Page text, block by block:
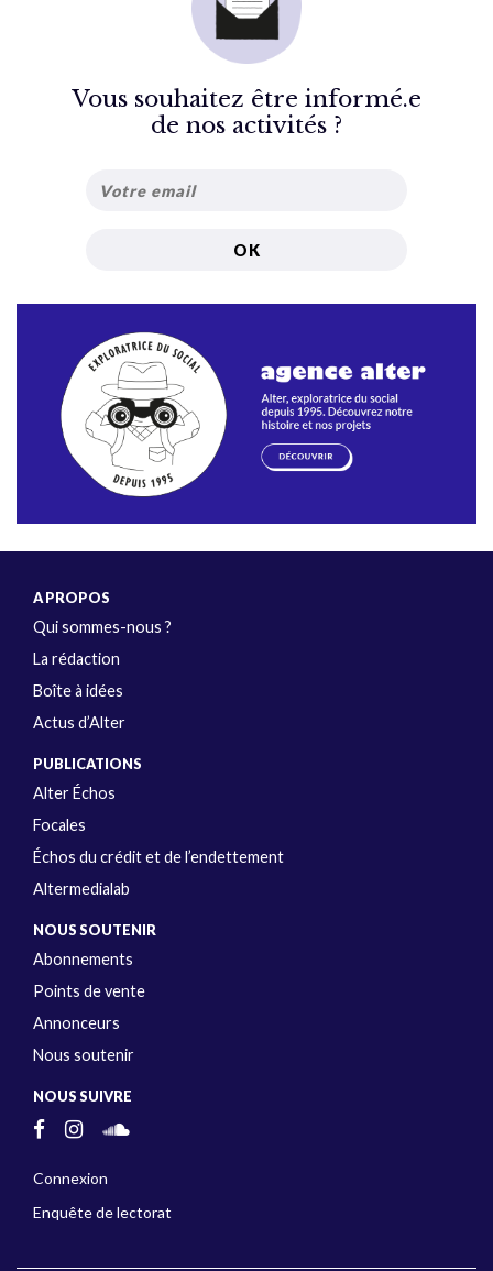
Vous souhaitez être informé.e
de nos activités ?
A PROPOS
Qui sommes-nous ?
La rédaction
Boîte à idées
Actus d’Alter
PUBLICATIONS
Alter Échos
Focales
Échos du crédit et de l’endettement
Altermedialab
NOUS SOUTENIR
Abonnements
Points de vente
Annonceurs
Nous soutenir
NOUS SUIVRE
Connexion
Enquête de lectorat